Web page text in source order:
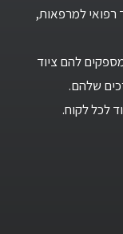
רפואי למרפאות,
להם ציוד
שלהם.
לכל לקוח.